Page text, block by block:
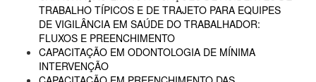
TRABALHO TÍPICOS E DE TRAJETO PARA EQUIPES
DE VIGILÂNCIA EM SAÚDE DO TRABALHADOR:
FLUXOS E PREENCHIMENTO
CAPACITAÇÃO EM ODONTOLOGIA DE MÍNIMA
INTERVENÇÃO